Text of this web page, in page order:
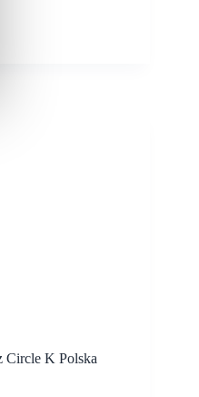
Circle K Polska